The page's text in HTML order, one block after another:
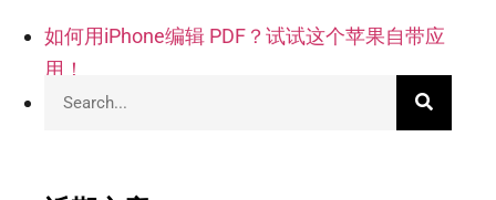
如何用iPhone编辑 PDF？试试这个苹果自带应
用！
你的iPhone更新iOS15系统了吗？几点建议